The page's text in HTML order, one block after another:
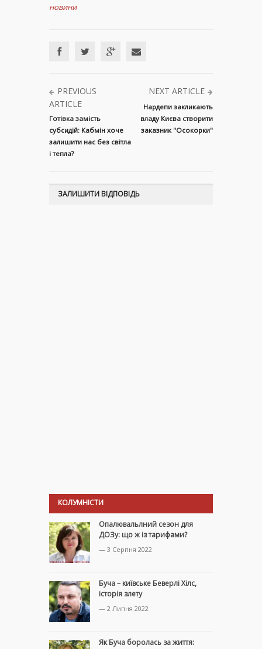
новини
PREVIOUS
ARTICLE
Готівка замість
субсидій: Кабмін хоче
залишити нас без світла
і тепла?
NEXT ARTICLE
Нардепи закликають
владу Києва створити
заказник "Осокорки"
ЗАЛИШИТИ ВІДПОВІДЬ
КОЛУМНІСТИ
Опалювальлний сезон для
ДОЗу: що ж із тарифами?
— 3 Серпня 2022
Буча – київське Беверлі Хілс,
історія злету
— 2 Липня 2022
Як Буча боролась за життя: